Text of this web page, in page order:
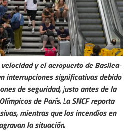
y el aeropuerto de Basilea-
interrupciones significativas debido
de seguridad, justo antes de la
de París. La SNCF reporta
mientras que los incendios en
la situación.